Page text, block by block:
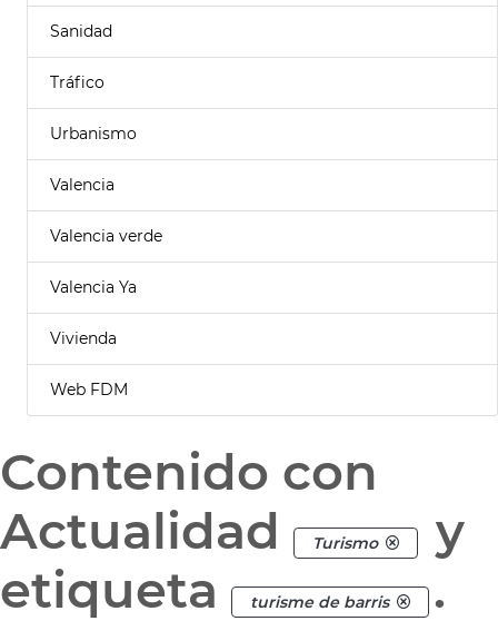
Sanidad
Tráfico
Urbanismo
Valencia
Valencia verde
Valencia Ya
Vivienda
Web FDM
Contenido con
Actualidad
Turismo
y
etiqueta
turisme de barris .